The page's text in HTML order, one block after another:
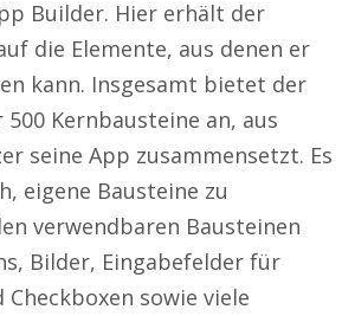
Builder. Hier erhält der
die Elemente, aus denen er
kann. Insgesamt bietet der
Kernbausteine an, aus
seine App zusammensetzt. Es
eigene Bausteine zu
verwendbaren Bausteinen
Bilder, Eingabefelder für
sowie viele